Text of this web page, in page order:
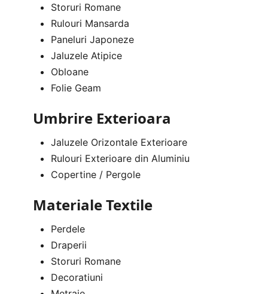
Storuri Romane
Rulouri Mansarda
Paneluri Japoneze
Jaluzele Atipice
Obloane
Folie Geam
Umbrire Exterioara
Jaluzele Orizontale Exterioare
Rulouri Exterioare din Aluminiu
Copertine / Pergole
Materiale Textile
Perdele
Draperii
Storuri Romane
Decoratiuni